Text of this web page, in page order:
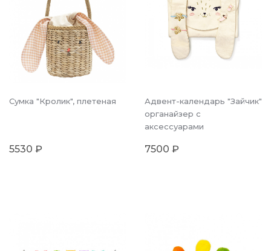
Сумка "Кролик", плетеная
5530 ₽
Адвент-календарь "Зайчик"
органайзер с
аксессуарами
7500 ₽